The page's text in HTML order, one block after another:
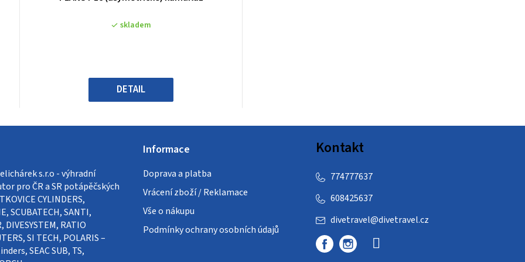
produktu
hvězdiček.
skladem
DETAIL
s.r.o - výhradní
pro ČR a SR potápěčských
CYLINDERS,
SCUBATECH, SANTI,
DIVESYSTEM, RATIO
SI TECH, POLARIS –
SEAC SUB, TS,
Informace
Doprava a platba
Vrácení zboží / Reklamace
Vše o nákupu
Podmínky ochrany osobních údajů
Kontakt
divetravel@divetravel.cz
608425637
774777637